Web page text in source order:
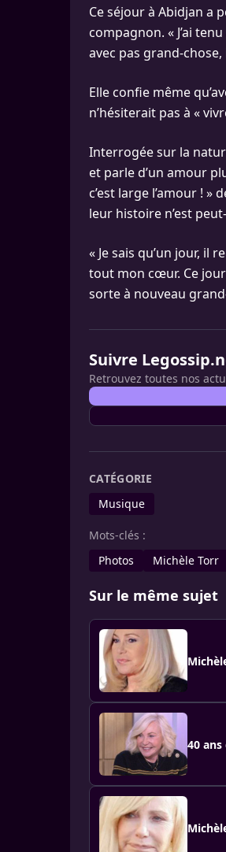
Ce séjour à Abidjan a
compagnon. « J’ai
avec pas grand-
Elle confie même
n’hésiterait pas à «
Interrogée sur la
et parle d’un amour
c’est large l’amour ! »
leur histoire n’est
« Je sais qu’un jour,
tout mon cœur. Ce
sorte à nouveau
Suivre
Retrouvez toutes nos
CATÉGORIE
Musique
Mots-clés :
Photos
Michèle Torr
Sur le même sujet
40